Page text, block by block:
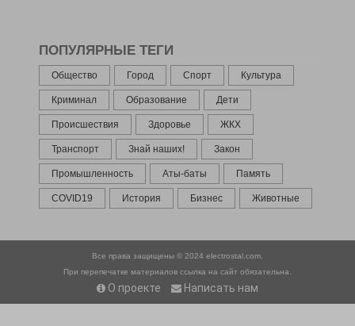
ПОПУЛЯРНЫЕ ТЕГИ
Общество Город Спорт Культура
Криминал Образование Дети
Происшествия Здоровье ЖКХ
Транспорт Знай наших! Закон
Промышленность Аты-баты Память
COVID19 История Бизнес Животные
Все права защищены © 2024 electrostal.com.
При перепечатке материалов ссылка на сайт обязательна.
О проекте Написать нам